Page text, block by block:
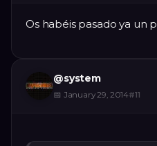
Os habéis pasado ya un
@system
📅 January 29, 2014#11